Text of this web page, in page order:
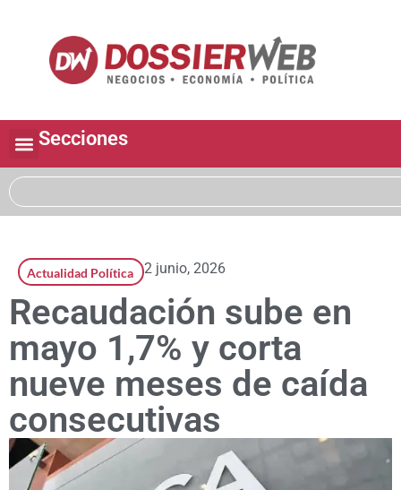
Secciones
Actualidad Política 2 junio, 2026
Recaudación sube en
mayo 1,7% y corta
nueve meses de caída
consecutivas